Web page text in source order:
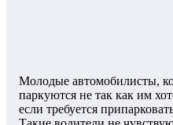
Молодые автомобилисты,
паркуются не так как им
если требуется